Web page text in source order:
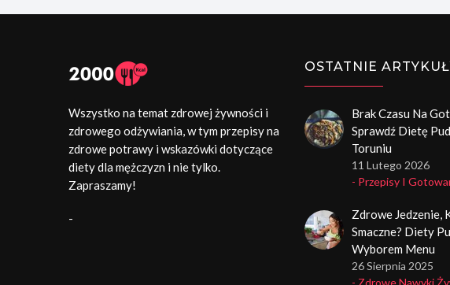
Wszystko na temat zdrowej żywności i
zdrowego odżywiania, w tym przepisy na
zdrowe potrawy i wskazówki dotyczące
diety dla mężczyzn i nie tylko.
Zapraszamy!
-
OSTATNIE
Brak Czasu Na
Sprawdź Dietę
Toruniu
11 Lutego 2026
- Przepisy I
Zdrowe Jedzenie,
Smaczne? Diety
Wyborem Menu
26 Sierpnia 2025